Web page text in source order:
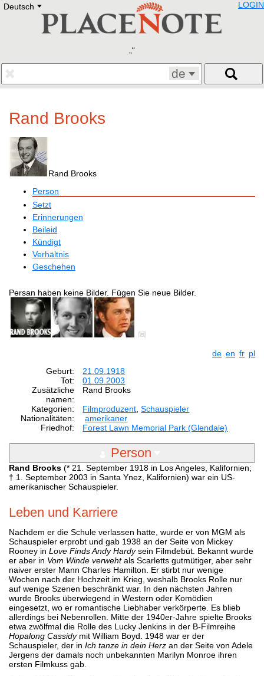
Deutsch E
Deutsch
Francais
Polski
Eestikeelne
LOGIN
de
Rand Brooks
Rand Brooks
Person
Setzt
Erinnerungen
Beileid
Kündigt
Verhältnis
Geschehen
Persan haben keine Bilder. Fügen Sie neue Bilder.
de en fr pl
Geburt:
21.09.1918
Tot:
01.09.2003
Zusätzliche
namen:
Rand Brooks
Kategorien:
Filmproduzent ,Schauspieler
Nationalitäten:
amerikaner
Friedhof:
Forest Lawn Memorial Park (Glendale)
Person
Rand Brooks (* 21. September 1918 in Los Angeles, Kalifornien;
† 1. September 2003 in Santa Ynez, Kalifornien) war ein US-
amerikanischer Schauspieler.
Leben und Karriere
Nachdem er die Schule verlassen hatte, wurde er von MGM als
Schauspieler erprobt und gab 1938 an der Seite von Mickey
Rooney in Love Finds Andy Hardysein Filmdebüt. Bekannt wurde
er aber in Vom Winde verwehtals Scarletts gutmütiger, aber sehr
naiver erster Mann Charles Hamilton. Er stirbt nur wenige
Wochen nach der Hochzeit im Krieg, weshalb Brooks Rolle nur
auf wenige Szenen beschränkt war. In den nächsten Jahren
wurde Brooks überwiegend in Western oder Komödien
eingesetzt, wo er romantische Liebhaber verkörperte. Es blieb
allerdings bei Nebenrollen. Mitte der 1940er-Jahre spielte Brooks
etwa zwölfmal die Rolle des Lucky Jenkins in der B-Filmreihe
Hopalong Cassidymit William Boyd. 1948 war er der
Schauspieler, der in Ich tanze in dein Herz an der Seite von Adele
Jergens der damals noch unbekannten Marilyn Monroe ihren
ersten Filmkuss gab.